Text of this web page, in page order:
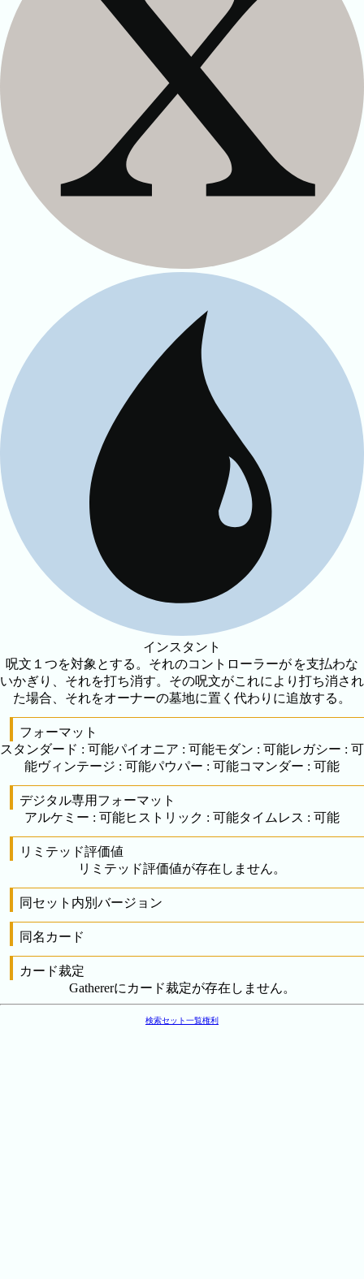
インスタント
呪文１つを対象とする。それのコントローラーが を支払わな
いかぎり、それを打ち消す。その呪文がこれにより打ち消され
た場合、それをオーナーの墓地に置く代わりに追放する。
フォーマット
スタンダード : 可能パイオニア : 可能モダン : 可能レガシー : 可
能ヴィンテージ : 可能パウパー : 可能コマンダー : 可能
デジタル専用フォーマット
アルケミー : 可能ヒストリック : 可能タイムレス : 可能
リミテッド評価値
リミテッド評価値が存在しません。
同セット内別バージョン
同名カード
カード裁定
Gathererにカード裁定が存在しません。
検索セット一覧権利